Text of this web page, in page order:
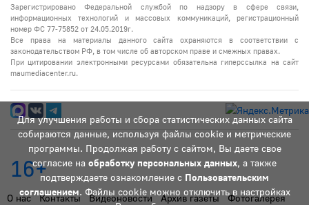
Для улучшения работы и сбора статистических данных сайта
собираются данные, используя файлы cookie и метрические
программы. Продолжая работу с сайтом, Вы даете свое
согласие на обработку персональных данных, а также
подтверждаете ознакомление с Пользовательским
соглашением. Файлы cookie можно отключить в настройках
Зарегистрировано Федеральной службой по надзору в сфере связи,
информационных технологий и массовых коммуникаций, регистрационный
номер ФС 77-75852 от 24.05.2019г.
Все права на материалы данного сайта охраняются в соответствии с
законодательством РФ, в том числе об авторском праве и смежных правах.
При цитировании электронными ресурсами обязательна гиперссылка на сайт
maumediacenter.ru.
16+
О нас Контакты Видеоновости Архив газеты Фотогалерея